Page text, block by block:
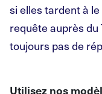
si elles tardent à
requête auprès du
toujours pas de
Utilisez nos